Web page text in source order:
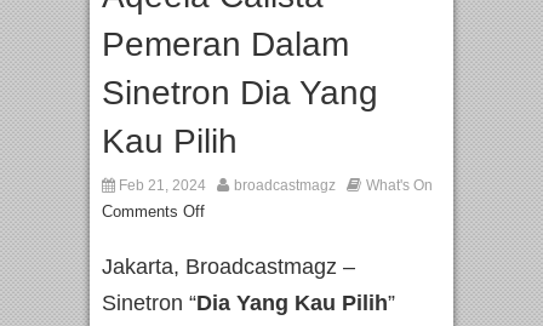
Pemeran Dalam
Sinetron Dia Yang
Kau Pilih
Feb 21, 2024 broadcastmagz What's On
Comments Off
Jakarta, Broadcastmagz –
Sinetron “Dia Yang Kau Pilih”